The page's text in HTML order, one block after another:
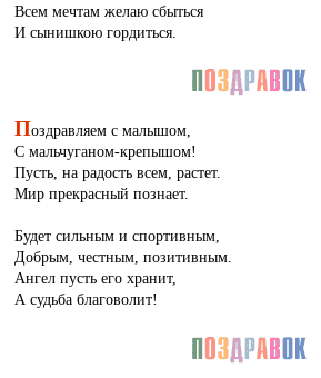
Всем мечтам желаю сбыться
И сынишкою гордиться.
Поздравляем с малышом,
С мальчуганом-крепышом!
Пусть, на радость всем, растет.
Мир прекрасный познает.
Будет сильным и спортивным,
Добрым, честным, позитивным.
Ангел пусть его хранит,
А судьба благоволит!